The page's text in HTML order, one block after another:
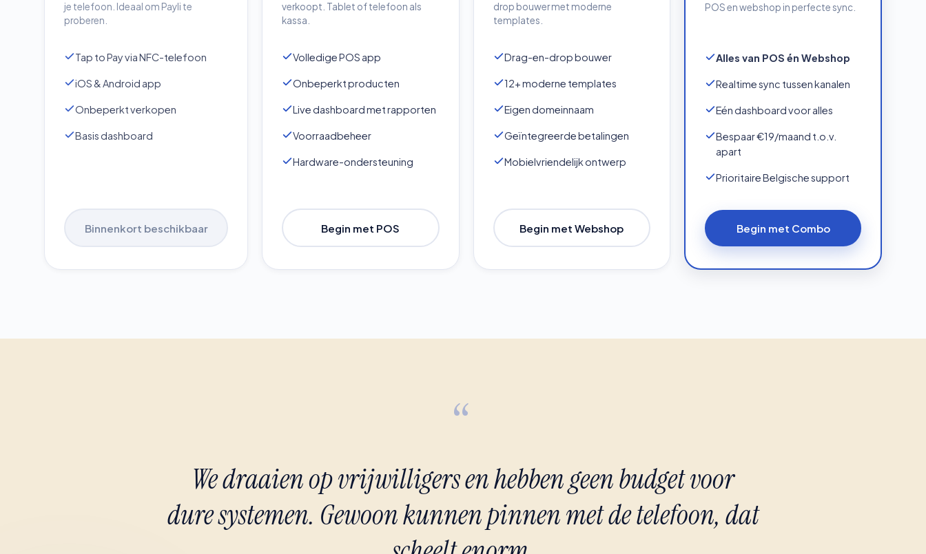
je telefoon. Ideaal om Payli te
proberen.
Tap to Pay via NFC-telefoon
iOS & Android app
Onbeperkt verkopen
Basis dashboard
Binnenkort beschikbaar
verkoopt. Tablet of telefoon als
kassa.
Volledige POS app
Onbeperkt producten
Live dashboard met rapporten
Voorraadbeheer
Hardware-ondersteuning
Begin met POS
drop bouwer met moderne
templates.
Drag-en-drop bouwer
12+ moderne templates
Eigen domeinnaam
Geïntegreerde betalingen
Mobielvriendelijk ontwerp
Begin met Webshop
POS en webshop in perfecte sync.
Alles van POS én Webshop
Realtime sync tussen kanalen
Eén dashboard voor alles
Bespaar €19/maand t.o.v.
apart
Prioritaire Belgische support
Begin met Combo
“
We draaien op vrijwilligers en hebben geen budget voor
dure systemen. Gewoon kunnen pinnen met de telefoon, dat